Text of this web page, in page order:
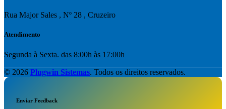
Rua Major Sales , Nº 28 , Cruzeiro
Atendimento
Segunda à Sexta. das 8:00h às 17:00h
© 2026 Plugwin Sistemas. Todos os direitos reservados.
Enviar Feedback